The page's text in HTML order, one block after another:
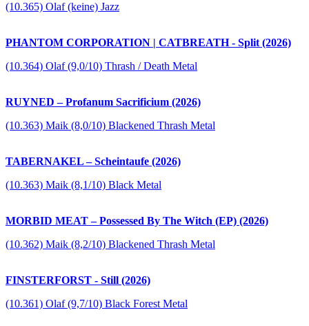
(10.365) Olaf (keine) Jazz
PHANTOM CORPORATION | CATBREATH - Split (2026)
(10.364) Olaf (9,0/10) Thrash / Death Metal
RUYNED – Profanum Sacrificium (2026)
(10.363) Maik (8,0/10) Blackened Thrash Metal
TABERNAKEL – Scheintaufe (2026)
(10.363) Maik (8,1/10) Black Metal
MORBID MEAT – Possessed By The Witch (EP) (2026)
(10.362) Maik (8,2/10) Blackened Thrash Metal
FINSTERFORST - Still (2026)
(10.361) Olaf (9,7/10) Black Forest Metal